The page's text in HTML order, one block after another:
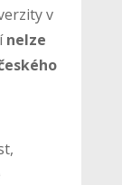
v
nelze